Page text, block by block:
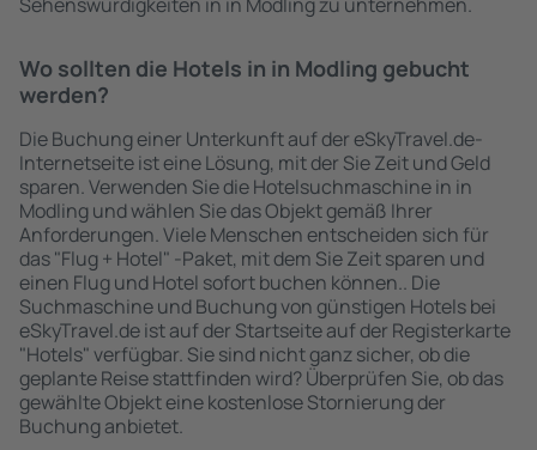
Wo sollten die Hotels in in Modling gebucht
werden?
Die Buchung einer Unterkunft auf der eSkyTravel.de-
Internetseite ist eine Lösung, mit der Sie Zeit und Geld
sparen. Verwenden Sie die Hotelsuchmaschine in in
Modling und wählen Sie das Objekt gemäß Ihrer
Anforderungen. Viele Menschen entscheiden sich für
das "Flug + Hotel" -Paket, mit dem Sie Zeit sparen und
einen Flug und Hotel sofort buchen können.. Die
Suchmaschine und Buchung von günstigen Hotels bei
eSkyTravel.de ist auf der Startseite auf der Registerkarte
"Hotels" verfügbar. Sie sind nicht ganz sicher, ob die
geplante Reise stattfinden wird? Überprüfen Sie, ob das
gewählte Objekt eine kostenlose Stornierung der
Buchung anbietet.